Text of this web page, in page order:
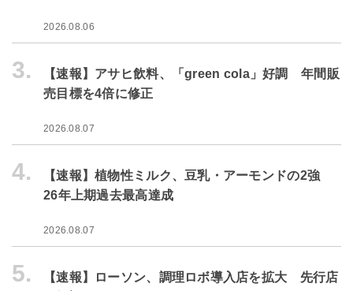
2026.08.06
3.
【速報】アサヒ飲料、「green cola」好調 年間販
売目標を4倍に修正
2026.08.07
4.
【速報】植物性ミルク、豆乳・アーモンドの2強
26年上期過去最高達成
2026.08.07
5.
【速報】ローソン、調理ロボ導入店を拡大 先行店